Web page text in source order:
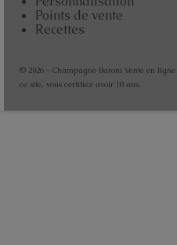
Points de vente
Recettes
© 2026 - Champagne Baroni Vente en
ce site, vous certifiez avoir 18 ans.